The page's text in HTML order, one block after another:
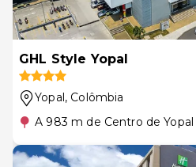
GHL Style Yopal
Yopal, Colômbia
A 983 m de Centro de Yopal